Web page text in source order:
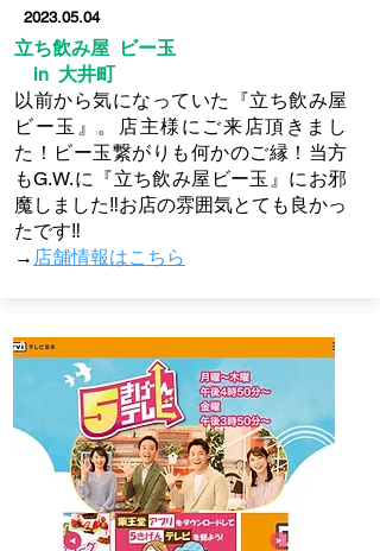
2023.05.04
立ち飲み屋 ビー玉
in 大井町
以前から気になっていた『立ち飲み屋
ビー玉』。店主様にご来店頂きまし
た！ビー玉繋がりも何かのご縁！当方
もG.W.に『立ち飲み屋ビー玉』にお邪
魔しました‼お店の雰囲気とても良かっ
たです‼
→ 店舗情報はこちら